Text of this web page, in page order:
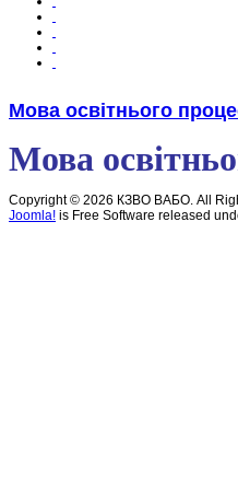
Мова освітнього
Мова
Copyright © 2026 КЗВО ВАБО. All
Joomla! is Free Software released